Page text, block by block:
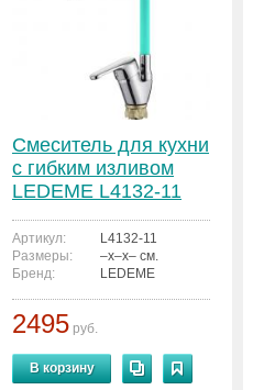
Смеситель для кухни
с гибким изливом
LEDEME L4132-11
Артикул:
L4132-11
Размеры:
–x–x– см.
Бренд:
LEDEME
2495 руб.
В корзину